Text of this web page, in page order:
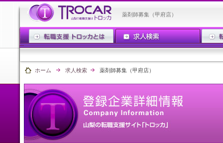
薬剤師募集（甲府店）
ホーム 求人検索 薬剤師募集（甲府店）